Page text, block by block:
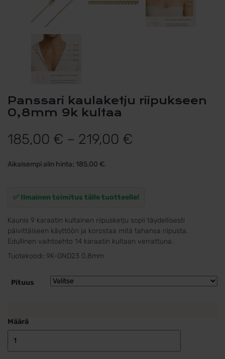
Panssari kaulaketju riipukseen
0,8mm 9k kultaa
185,00 € – 219,00 €
219,00 €
Aikaisempi alin hinta: 185,00 €.
✅ Ilmainen toimitus tälle tuotteelle!
Kaunis 9 karaatin kultainen riipusketju sopii täydellisesti
päivittäiseen käyttöön ja korostaa mitä tahansa riipusta.
Edullinen vaihtoehto 14 karaatin kultaan verrattuna.
Tuotekoodi: 9K-GND23 0,8mm
Pituus
Määrä